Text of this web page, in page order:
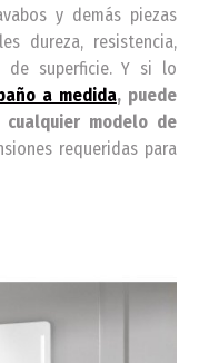
y demás piezas
dureza, resistencia,
de superficie. Y si lo
a medida, puede
modelo de
requeridas para